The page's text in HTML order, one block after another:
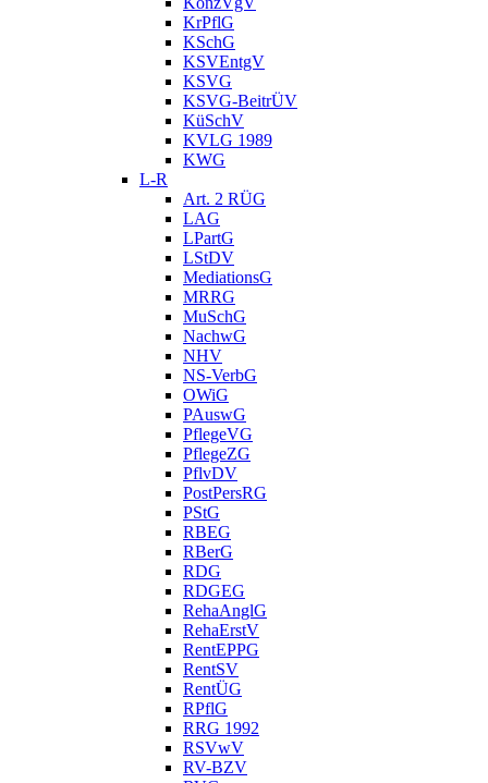
KrPflG
KSchG
KSVEntgV
KSVG
KSVG-BeitrÜV
KüSchV
KVLG 1989
KWG
L-R
Art. 2 RÜG
LAG
LPartG
LStDV
MediationsG
MRRG
MuSchG
NachwG
NHV
NS-VerbG
OWiG
PAuswG
PflegeVG
PflegeZG
PflvDV
PostPersRG
PStG
RBEG
RBerG
RDG
RDGEG
RehaAnglG
RehaErstV
RentEPPG
RentSV
RentÜG
RPflG
RRG 1992
RSVwV
RV-BZV